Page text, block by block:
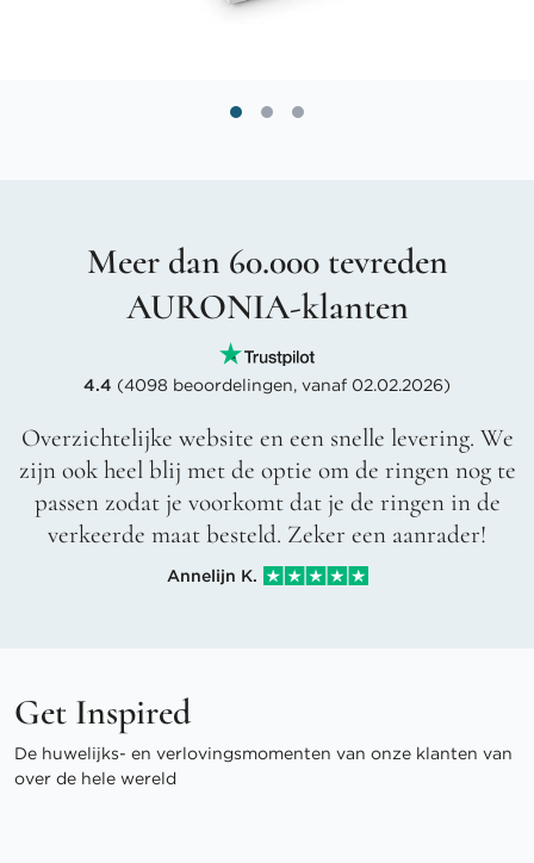
Meer dan 60.000 tevreden
AURONIA-klanten
4.4 (4098 beoordelingen, vanaf 02.02.2026)
Overzichtelijke website en een snelle levering. We
zijn ook heel blij met de optie om de ringen nog te
passen zodat je voorkomt dat je de ringen in de
verkeerde maat besteld. Zeker een aanrader!
Annelijn K.
Get Inspired
De huwelijks- en verlovingsmomenten van onze klanten van
over de hele wereld